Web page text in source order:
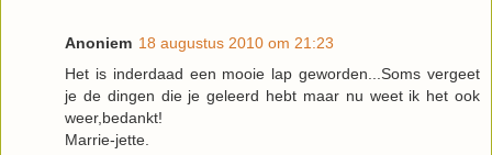
Anoniem 18 augustus 2010 om 21:23
Het is inderdaad een mooie lap geworden...Soms vergeet
je de dingen die je geleerd hebt maar nu weet ik het ook
weer,bedankt!
Marrie-jette.